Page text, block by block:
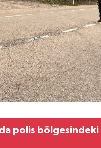
polis bölgesindeki